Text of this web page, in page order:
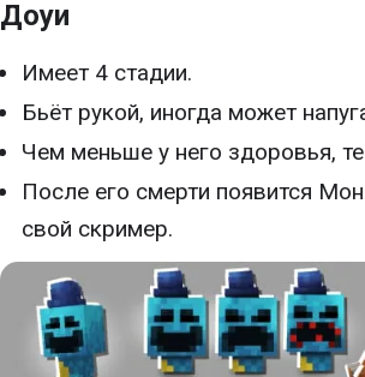
Доуи
Имеет 4 стадии.
Бьёт рукой, иногда может
Чем меньше у него здоровья,
После его смерти появится
свой скример.